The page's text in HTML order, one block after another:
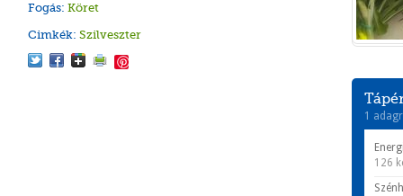
Fogás: Köret
Cimkék: Szilveszter
1
126